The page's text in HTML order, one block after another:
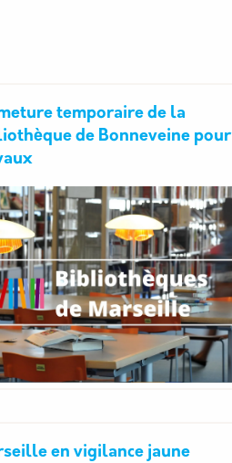
temporaire de la
de Bonneveine pour
en vigilance jaune